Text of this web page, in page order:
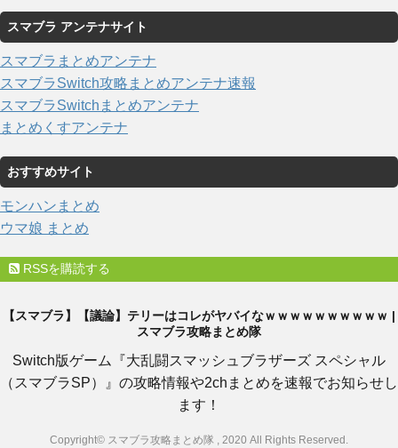
スマブラ アンテナサイト
スマブラまとめアンテナ
スマブラSwitch攻略まとめアンテナ速報
スマブラSwitchまとめアンテナ
まとめくすアンテナ
おすすめサイト
モンハンまとめ
ウマ娘 まとめ
RSSを購読する
【スマブラ】【議論】テリーはコレがヤバイなｗｗｗｗｗｗｗｗｗｗ |
スマブラ攻略まとめ隊
Switch版ゲーム『大乱闘スマッシュブラザーズ スペシャル
（スマブラSP）』の攻略情報や2chまとめを速報でお知らせし
ます！
Copyright© スマブラ攻略まとめ隊 , 2020 All Rights Reserved.